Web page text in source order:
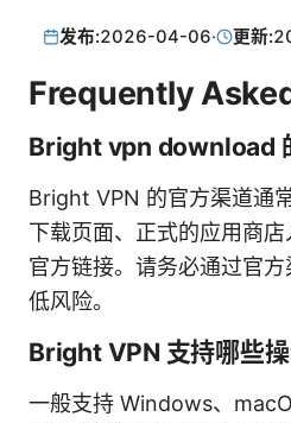
发布:2026-04-06· 更新:
Frequently
Bright vpn download
Bright VPN 的官方渠道通
下载页面、正式的应用商
官方链接。请务必通过官
低风险。
Bright VPN 支持哪些操
一般支持 Windows、